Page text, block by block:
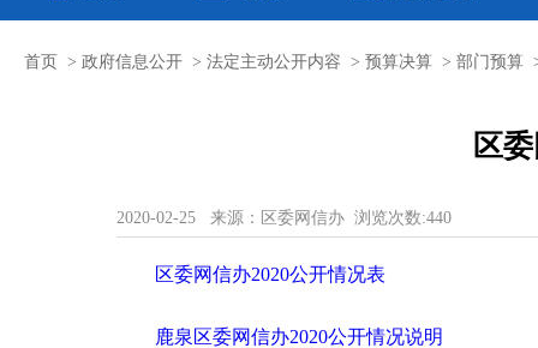
国务要闻 鹿泉要闻 图片新闻
本区文件 财政预决算
首页 > 政府信息公开 > 法定主动公开内容 > 预算决算 > 部门预算
区
2020-02-25 来源：区委网信办 浏览次数:440
区委网信办2020公开情况表
鹿泉区委网信办2020公开情况说明